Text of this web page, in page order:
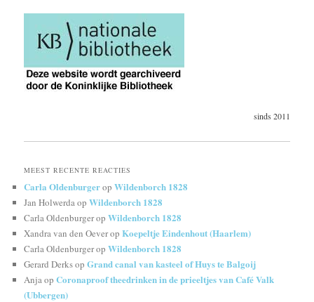
sinds 2011
MEEST RECENTE REACTIES
Carla OldenburgeropWildenborch 1828
Jan HolwerdaopWildenborch 1828
Carla OldenburgeropWildenborch 1828
Xandra van den OeveropKoepeltje Eindenhout (Haarlem)
Carla OldenburgeropWildenborch 1828
Gerard DerksopGrand canal van kasteel of Huys te Balgoij
AnjaopCoronaproof theedrinken in de prieeltjes van Café Valk
(Ubbergen)